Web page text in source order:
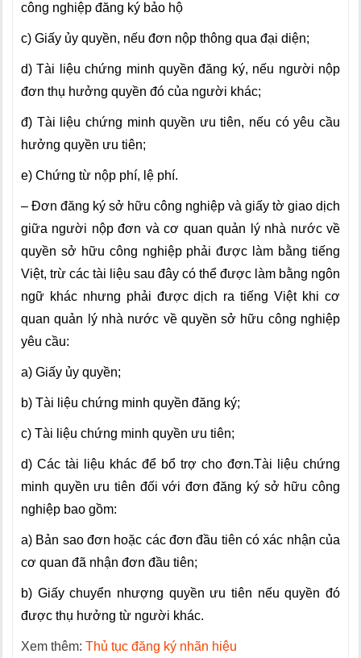
công nghiệp đăng ký bảo hộ
c) Giấy ủy quyền, nếu đơn nộp thông qua đại diện;
d) Tài liệu chứng minh quyền đăng ký, nếu người nộp
đơn thụ hưởng quyền đó của người khác;
đ) Tài liệu chứng minh quyền ưu tiên, nếu có yêu cầu
hưởng quyền ưu tiên;
e) Chứng từ nộp phí, lệ phí.
– Đơn đăng ký sở hữu công nghiệp và giấy tờ giao dịch
giữa người nộp đơn và cơ quan quản lý nhà nước về
quyền sở hữu công nghiệp phải được làm bằng tiếng
Việt, trừ các tài liệu sau đây có thể được làm bằng ngôn
ngữ khác nhưng phải được dịch ra tiếng Việt khi cơ
quan quản lý nhà nước về quyền sở hữu công nghiệp
yêu cầu:
a) Giấy ủy quyền;
b) Tài liệu chứng minh quyền đăng ký;
c) Tài liệu chứng minh quyền ưu tiên;
d) Các tài liệu khác để bổ trợ cho đơn.Tài liệu chứng
minh quyền ưu tiên đối với đơn đăng ký sở hữu công
nghiệp bao gồm:
a) Bản sao đơn hoặc các đơn đầu tiên có xác nhận của
cơ quan đã nhận đơn đầu tiên;
b) Giấy chuyển nhượng quyền ưu tiên nếu quyền đó
được thụ hưởng từ người khác.
Xem thêm: Thủ tục đăng ký nhãn hiệu